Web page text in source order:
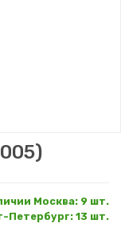
Москва: 9 шт.
Петербург: 13 шт.